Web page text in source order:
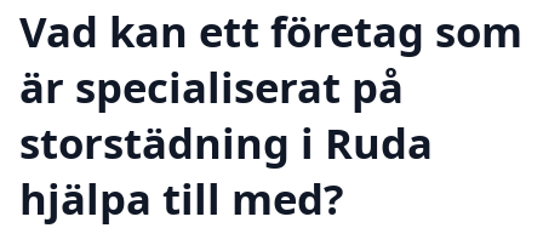
Vad kan ett företag som
är specialiserat på
storstädning i Ruda
hjälpa till med?